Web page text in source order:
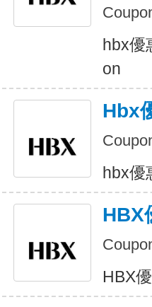
hbx優
on
Hbx
hbx優
HBX
HBX